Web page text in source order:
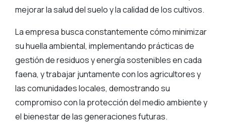
mejorar la salud del suelo y la calidad de los cultivos.
La empresa busca constantemente cómo minimizar
su huella ambiental, implementando prácticas de
gestión de residuos y energía sostenibles en cada
faena, y trabajar juntamente con los agricultores y
las comunidades locales, demostrando su
compromiso con la protección del medio ambiente y
el bienestar de las generaciones futuras.